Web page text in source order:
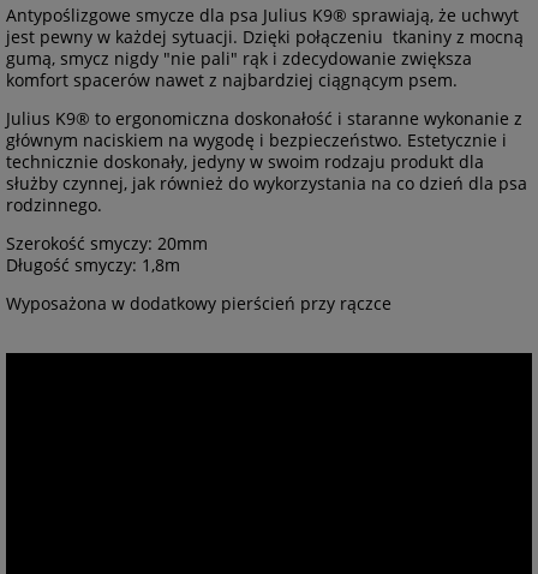
Antypoślizgowe smycze dla psa Julius K9® sprawiają, że uchwyt
jest pewny w każdej sytuacji. Dzięki połączeniu tkaniny z mocną
gumą, smycz nigdy "nie pali" rąk i zdecydowanie zwiększa
komfort spacerów nawet z najbardziej ciągnącym psem.
Julius K9® to ergonomiczna doskonałość i staranne wykonanie z
głównym naciskiem na wygodę i bezpieczeństwo. Estetycznie i
technicznie doskonały, jedyny w swoim rodzaju produkt dla
służby czynnej, jak również do wykorzystania na co dzień dla psa
rodzinnego.
Szerokość smyczy: 20mm
Długość smyczy: 1,8m
Wyposażona w dodatkowy pierścień przy rączce